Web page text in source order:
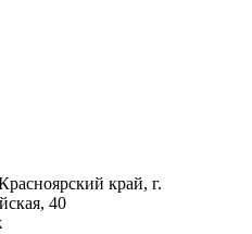
край, г.
40